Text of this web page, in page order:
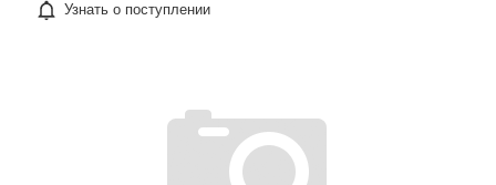
Узнать о поступлении